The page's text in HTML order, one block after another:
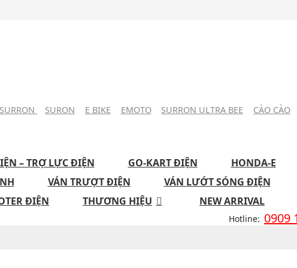
SURRON SURON E BIKE EMOTO SURRON ULTRA BEE CÀO CÀO
– TRỢ LỰC ĐIỆN GO-KART ĐIỆN HONDA-E
VÁN TRƯỢT ĐIỆN VÁN LƯỚT SÓNG ĐIỆN
ĐIỆN THƯƠNG HIỆU NEW ARRIVAL
Hotline: 0909